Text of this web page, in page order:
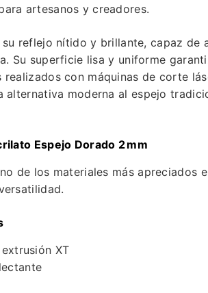
artesanos y creadores.
reflejo nítido y brillante, capaz de
Su superficie lisa y uniforme
con máquinas de corte
alternativa moderna al espejo
Espejo Dorado 2 mm
de los materiales más apreciados
XT